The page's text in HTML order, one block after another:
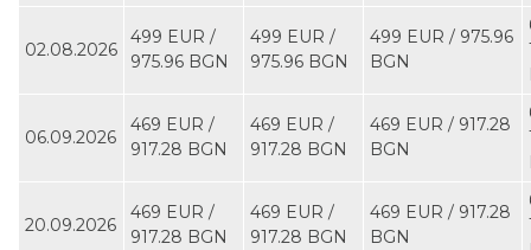
02.08.2026
499 EUR ∕
975.96 BGN
499 EUR ∕
975.96 BGN
499 EUR ∕ 975.96
BGN
06.09.2026
469 EUR ∕
917.28 BGN
469 EUR ∕
917.28 BGN
469 EUR ∕ 917.28
BGN
20.09.2026
469 EUR ∕
917.28 BGN
469 EUR ∕
917.28 BGN
469 EUR ∕ 917.28
BGN